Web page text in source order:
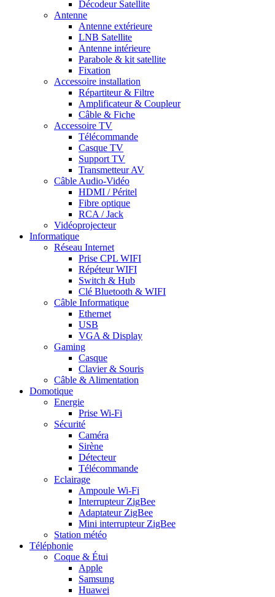
Décodeur Satellite
Antenne
Antenne extérieure
LNB Satellite
Antenne intérieure
Parabole & kit satellite
Fixation
Accessoire installation
Répartiteur & Filtre
Amplificateur & Coupleur
Câble & Fiche
Accessoire TV
Télécommande
Casque TV
Support TV
Transmetteur AV
Câble Audio-Vidéo
HDMI / Péritel
Fibre optique
RCA / Jack
Vidéoprojecteur
Informatique
Réseau Internet
Prise CPL WIFI
Répéteur WIFI
Switch & Hub
Clé Bluetooth & WIFI
Câble Informatique
Ethernet
USB
VGA & Display
Gaming
Casque
Clavier & Souris
Câble & Alimentation
Domotique
Energie
Prise Wi-Fi
Sécurité
Caméra
Sirène
Détecteur
Télécommande
Eclairage
Ampoule Wi-Fi
Interrupteur ZigBee
Adaptateur ZigBee
Mini interrupteur ZigBee
Station météo
Téléphonie
Coque & Étui
Apple
Samsung
Huawei